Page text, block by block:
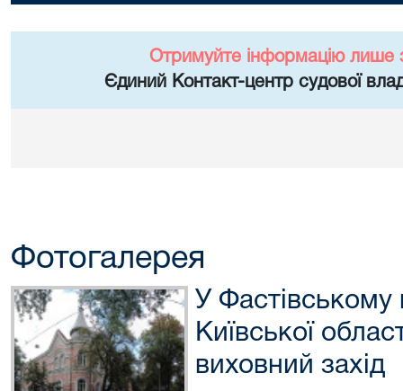
Отримуйте інформацію лише
Єдиний Контакт-центр судової
Фотогалерея
У Фастівському
Київської
виховний захід